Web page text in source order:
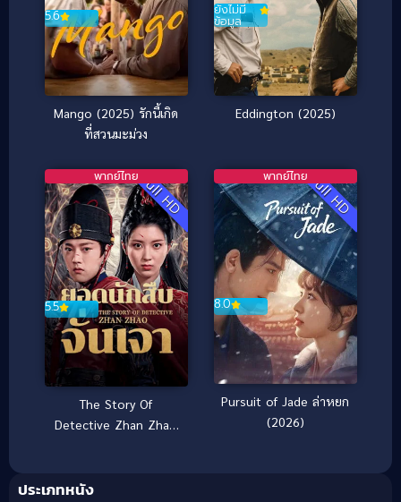
5.6
Mango (2025) รักนี้เกิด
ที่สวนมะม่วง
ยังไม่มี
ข้อมูล
Eddington (2025)
Full HD
5.5
พากย์ไทย
The Story Of
Detective Zhan Zhao
Full HD
8.0
พากย์ไทย
Pursuit of Jade ล่าหยก
(2026)
ประเภทหนัง